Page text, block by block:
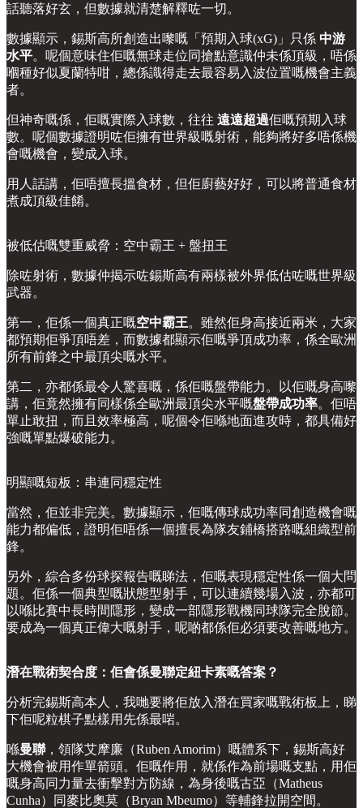
話聽落好玄，但數據就清楚解釋咗一切。
數據顯示，錫斯高所創造出嚟嘅「預期入球(xG)」只係 中游
水平。呢個意味住佢嘅無球走位同搶點意識仲未係頂級，唔係
嗰種好似夏蘭特咁，總係識得走去最容易入波位置嘅機會主義
者。
但神奇嘅係，佢嘅實際入球數，往往 遠遠超過佢嘅預期入球
數。呢個數據證明咗佢擁有世界級嘅射術，能夠將好多唔係機
會嘅機會，變成入球。
用人話講，佢唔擅長搵食材，但佢廚藝好好，可以將普通食材
煮成頂級佳餚。
被低估嘅雙重威脅：空中霸王 + 盤扭王
除咗射術，數據仲揭示咗錫斯高有兩樣被外界低估咗嘅世界級
武器。
第一，佢係一個真正嘅空中霸王。雖然佢身高接近兩米，大家
都預期佢爭頂唔差，而數據都顯示佢嘅爭頂成功率，係全歐洲
所有前鋒之中最頂尖嘅水平。
第二，亦都係最令人驚喜嘅，係佢嘅盤帶能力。以佢嘅身高嚟
講，佢竟然擁有同樣係全歐洲最頂尖水平嘅盤帶成功率。佢唔
單止敢扭，而且效率極高，呢個令佢喺地面進攻時，都具備好
強嘅單點爆破能力。
明顯嘅短板：串連同穩定性
當然，佢並非完美。數據顯示，佢嘅傳球成功率同創造機會嘅
能力都偏低，證明佢唔係一個擅長為隊友鋪橋搭路嘅組織型前
鋒。
另外，綜合多份球探報告嘅睇法，佢嘅表現穩定性係一個大問
題。佢係一個典型嘅狀態型射手，可以連續幾場入波，亦都可
以喺比賽中長時間隱形，變成一部隱形戰機同球隊完全脫節。
要成為一個真正偉大嘅射手，呢啲都係佢必須要改善嘅地方。
潛在戰術契合度：佢會係曼聯定紐卡素嘅答案？
分析完錫斯高本人，我哋要將佢放入潛在買家嘅戰術板上，睇
下佢呢粒棋子點樣用先係最啱。
喺曼聯，領隊艾摩廉（Ruben Amorim）嘅體系下，錫斯高好
大機會被用作單箭頭。佢嘅作用，就係作為前場嘅支點，用佢
嘅身高同力量去衝擊對方防線，為身後嘅古亞（Matheus
Cunha）同麥比奧莫（Bryan Mbeumo）等輔鋒拉開空間。